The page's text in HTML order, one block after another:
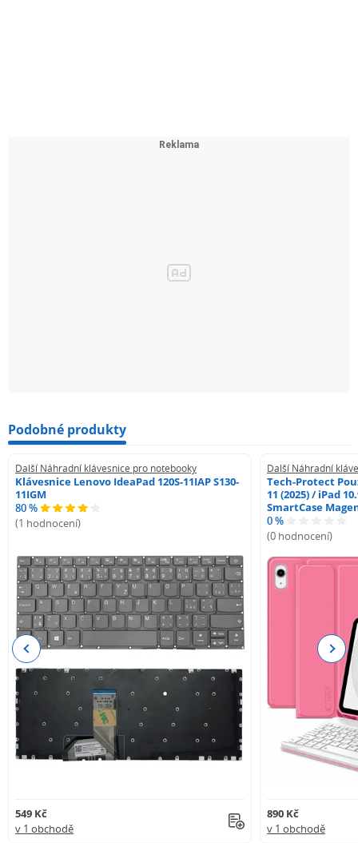
Podobné produkty
Další Náhradní klávesnice pro notebooky
Klávesnice Lenovo IdeaPad 120S-11IAP S130-
11IGM
80 %
(1 hodnocení)
549 Kč
v 1 obchodě
Další Náhradní
Tech-Protect
11 (2025) / iPad
SmartCase
0 %
(0 hodnocení)
890 Kč
v 1 obchodě
Previous Next